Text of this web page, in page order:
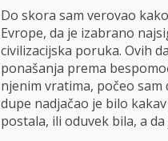
Do skora sam verovao
Evrope, da je izabrano
civilizacijska poruka. Ovih
ponašanja prema
njenim vratima, počeo
dupe nadjačao je bilo
postala, ili oduvek bila, a